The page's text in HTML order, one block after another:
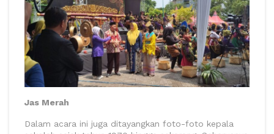
Jas Merah
Dalam acara ini juga ditayangkan foto-foto kepala